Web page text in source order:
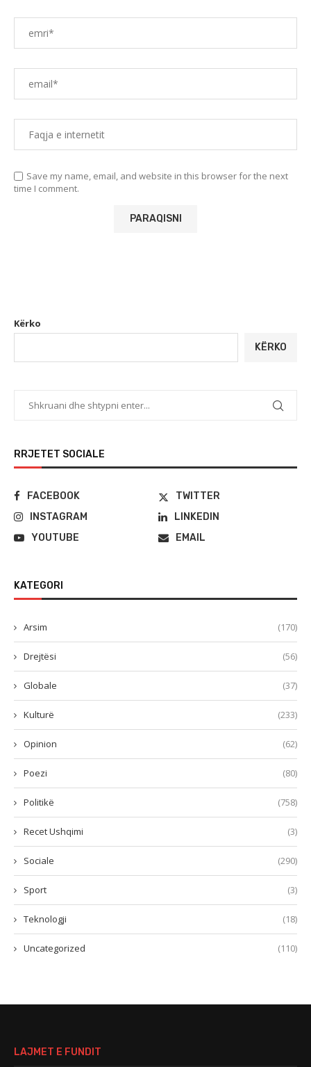
Save my name, email, and website in this browser for the next
time I comment.
Kërko
KËRKO
RRJETET SOCIALE
FACEBOOK
TWITTER
INSTAGRAM
LINKEDIN
YOUTUBE
EMAIL
KATEGORI
Arsim (170)
Drejtësi (56)
Globale (37)
Kulturë (233)
Opinion (62)
Poezi (80)
Politikë (758)
Recet Ushqimi (3)
Sociale (290)
Sport (3)
Teknologji (18)
Uncategorized (110)
LAJMET E FUNDIT